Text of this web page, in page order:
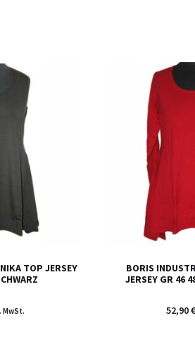
TOP JERSEY
MwSt.
BORIS
JERSEY GR 46
52,90€